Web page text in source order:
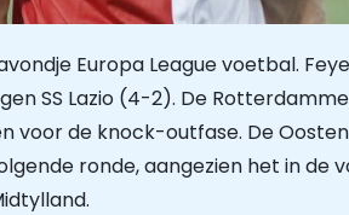
Europa League voetbal.
SS Lazio (4-2). De
voor de knock-outfase. De
ronde, aangezien het in de